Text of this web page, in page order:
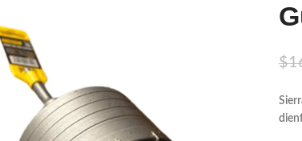
$